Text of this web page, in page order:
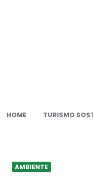
HOME TURISMO
AMBIENTE